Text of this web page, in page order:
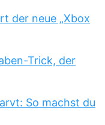
der neue „Xbox
Trick, der
So machst du